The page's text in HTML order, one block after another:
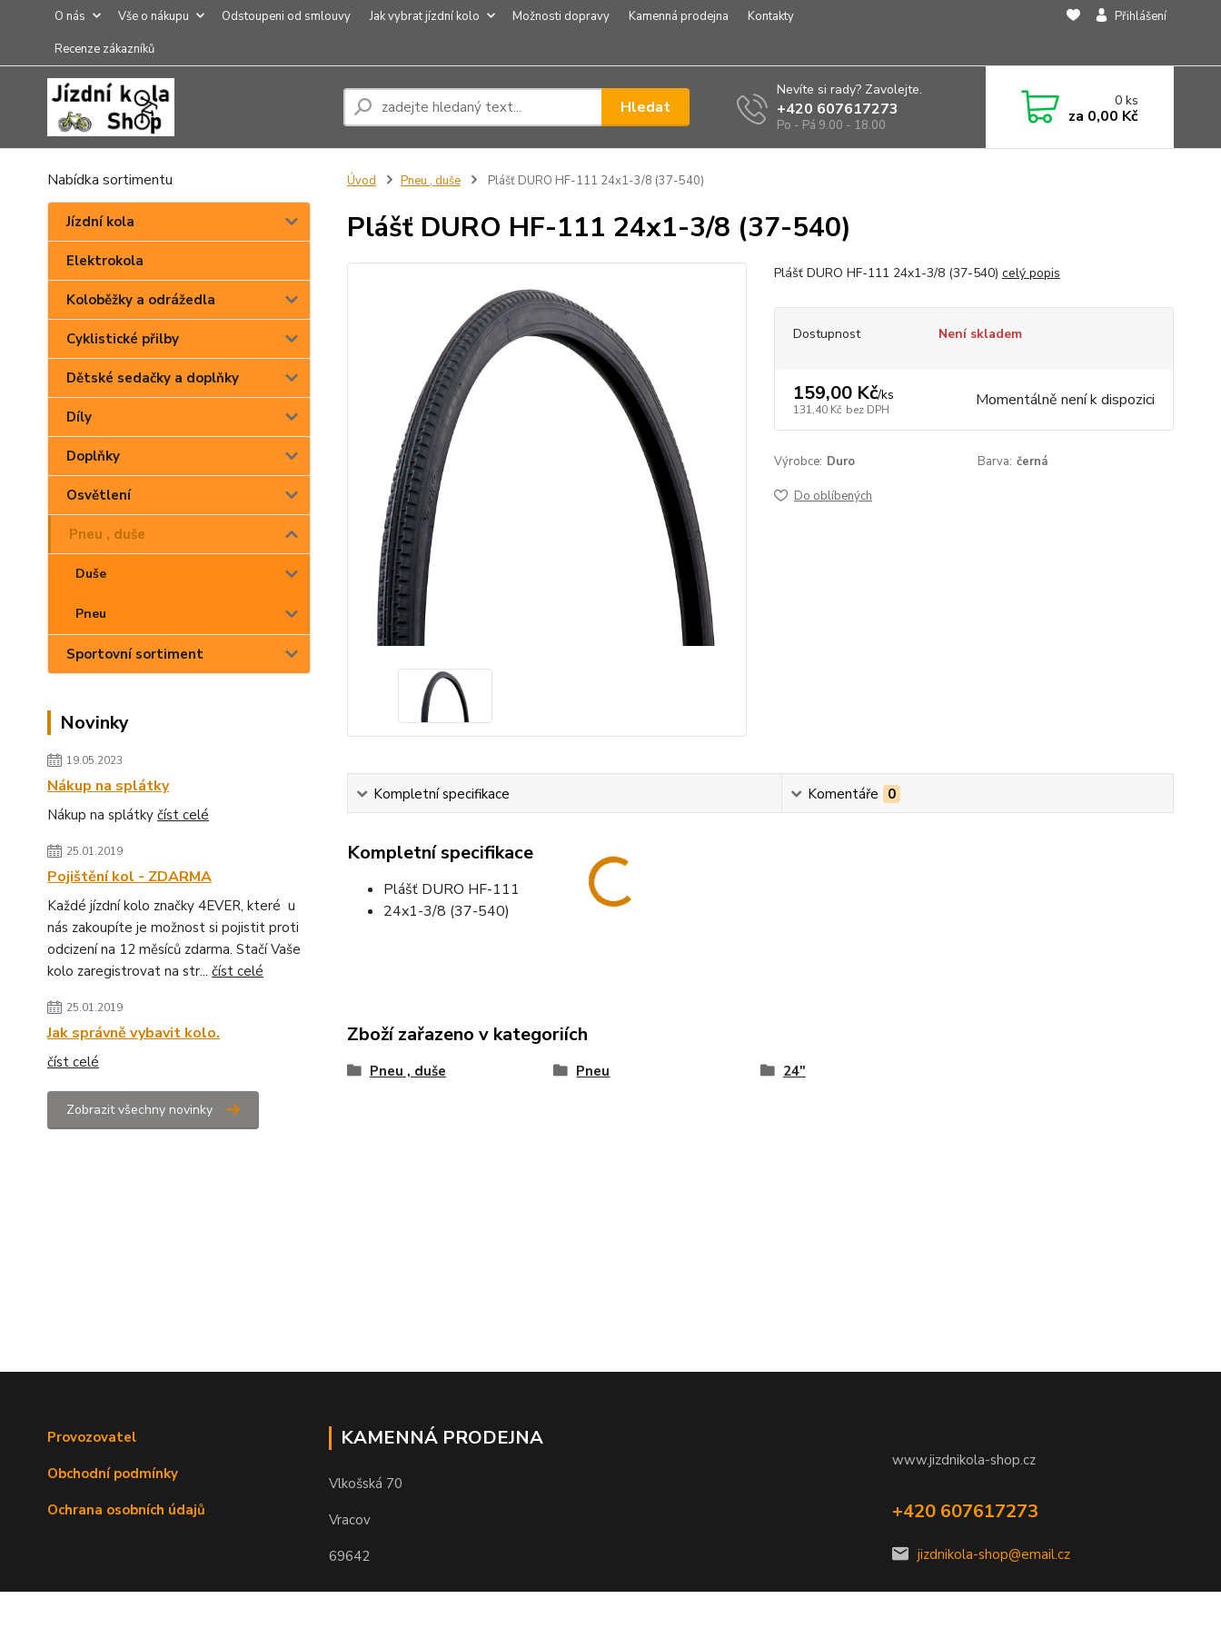
O nás Vše o nákupu Odstoupeni od smlouvy Jak vybrat jízdní kolo Možnosti dopravy Kamenná prodejna
Kontakty
Recenze zákazníků
Přihlášení
Hledat
Nevíte si rady? Zavolejte.
+420 607617273
Po - Pá 9.00 - 18.00
0ks
za 0,00 Kč
Nabídka sortimentu
Jízdní kola
Elektrokola
Koloběžky a odrážedla
Cyklistické přilby
Dětské sedačky a doplňky
Díly
Doplňky
Osvětlení
Pneu , duše
Duše
Pneu
Sportovní sortiment
Novinky
19.05.2023
Nákup na splátky
Nákup na splátky číst celé
25.01.2019
Pojištění kol - ZDARMA
Každé jízdní kolo značky 4EVER, které u
nás zakoupíte je možnost si pojistit proti
odcizení na 12 měsíců zdarma. Stačí Vaše
kolo zaregistrovat na str... číst celé
25.01.2019
Jak správně vybavit kolo.
číst celé
Zobrazit všechny novinky
Úvod Pneu , duše Plášť DURO HF-111 24x1-3/8 (37-540)
Plášť DURO HF-111 24x1-3/8 (37-540)
Plášť DURO HF-111 24x1-3/8 (37-540) celý popis
Dostupnost Není skladem
159,00 Kč/ks
131,40 Kč bez DPH Momentálně není k dispozici
Výrobce: Duro Barva: černá
Do oblíbených
Kompletní specifikace Komentáře 0
Kompletní specifikace
Plášť DURO HF-111
24x1-3/8 (37-540)
Zboží zařazeno v kategoriích
Pneu , duše Pneu 24"
Provozovatel
Obchodní podmínky
Ochrana osobních údajů
KAMENNÁ PRODEJNA
Vlkošská 70
Vracov
69642
www.jizdnikola-shop.cz
+420 607617273
jizdnikola-shop@email.cz